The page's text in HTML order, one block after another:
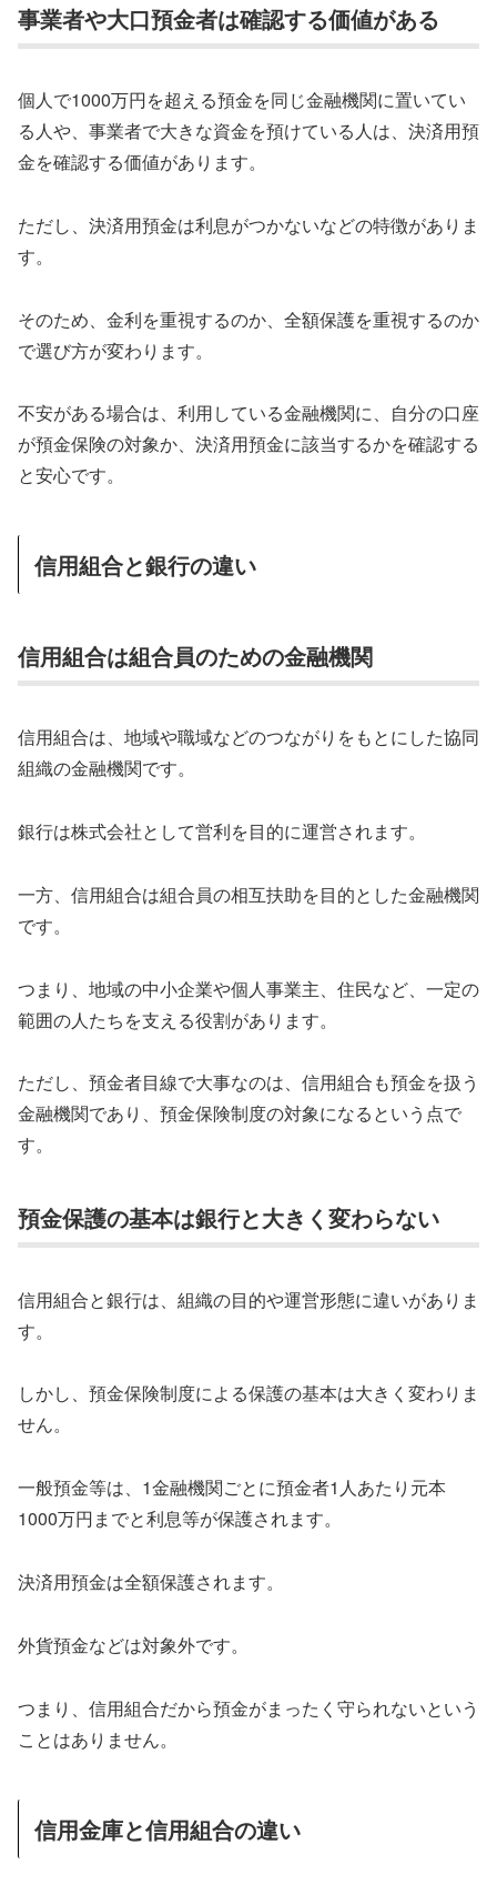
事業者や大口預金者は確認する価値がある
個人で1000万円を超える預金を同じ金融機関に置いてい
る人や、事業者で大きな資金を預けている人は、決済用預
金を確認する価値があります。
ただし、決済用預金は利息がつかないなどの特徴がありま
す。
そのため、金利を重視するのか、全額保護を重視するのか
で選び方が変わります。
不安がある場合は、利用している金融機関に、自分の口座
が預金保険の対象か、決済用預金に該当するかを確認する
と安心です。
信用組合と銀行の違い
信用組合は組合員のための金融機関
信用組合は、地域や職域などのつながりをもとにした協同
組織の金融機関です。
銀行は株式会社として営利を目的に運営されます。
一方、信用組合は組合員の相互扶助を目的とした金融機関
です。
つまり、地域の中小企業や個人事業主、住民など、一定の
範囲の人たちを支える役割があります。
ただし、預金者目線で大事なのは、信用組合も預金を扱う
金融機関であり、預金保険制度の対象になるという点で
す。
預金保護の基本は銀行と大きく変わらない
信用組合と銀行は、組織の目的や運営形態に違いがありま
す。
しかし、預金保険制度による保護の基本は大きく変わりま
せん。
一般預金等は、1金融機関ごとに預金者1人あたり元本
1000万円までと利息等が保護されます。
決済用預金は全額保護されます。
外貨預金などは対象外です。
つまり、信用組合だから預金がまったく守られないという
ことはありません。
信用金庫と信用組合の違い